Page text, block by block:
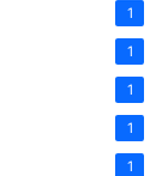
1
1
1
1
1